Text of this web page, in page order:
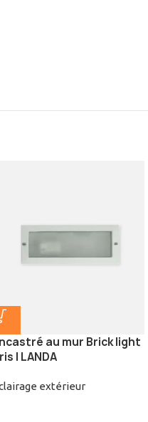
au mur Brick light
| LANDA
extérieur